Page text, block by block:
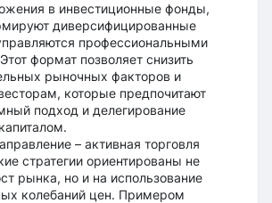
в инвестиционные фонды,
диверсифицированные
профессиональными
формат позволяет снизить
рыночных факторов и
которые предпочитают
подход и делегирование
– активная торговля
стратегии ориентированы не
рынка, но и на использование
колебаний цен. Примером